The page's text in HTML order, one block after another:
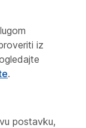
iz
.
postavku,